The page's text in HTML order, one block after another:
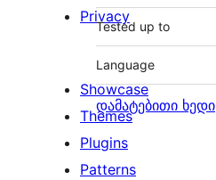
Tested up to
Language
დამატებითი ხედი
Privacy
Showcase
Themes
Plugins
Patterns